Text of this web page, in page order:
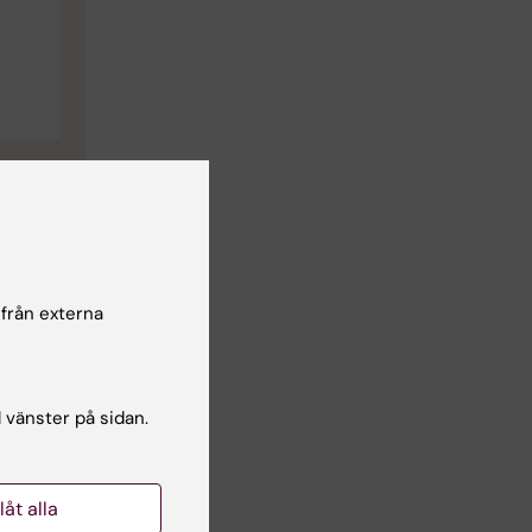
till
externa
på sidan.
alla